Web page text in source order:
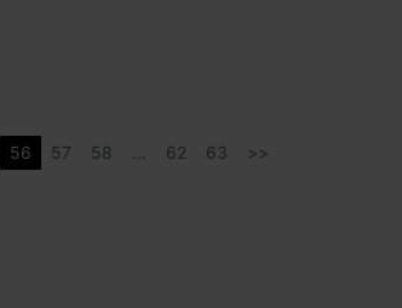
56 57 58 … 62 63